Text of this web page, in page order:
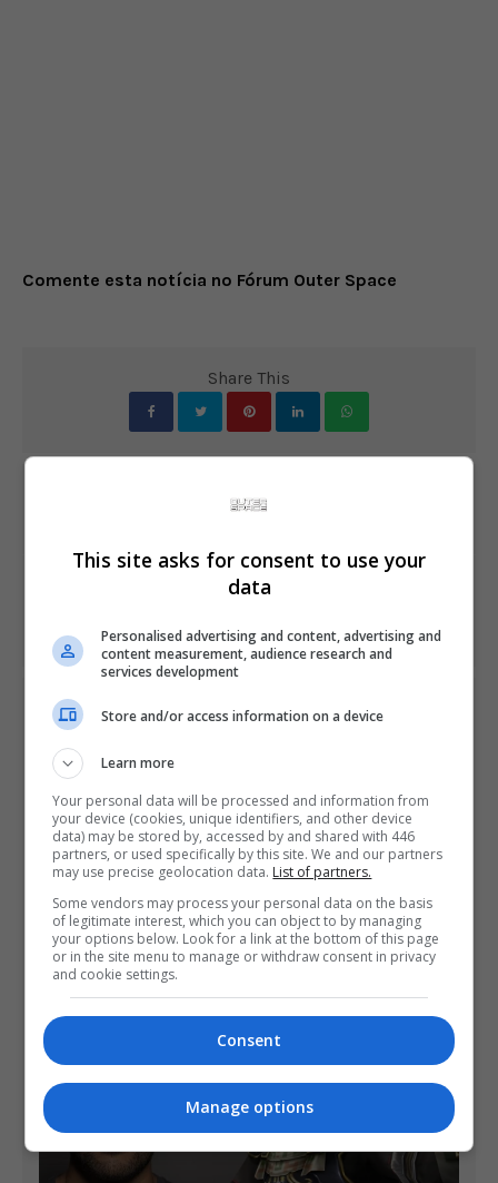
Comente esta notícia no Fórum Outer Space
Share This
God of War terá modo de imersão sem o HUD
NEXT ARTICLE
de 2020
ÚLTIMAS NOTÍCIAS
Take-Two diz que sua vendas já são mais
de 90% no formato digital
OS 2 DAYS AGO
This site asks for consent to use your
data
Personalised advertising and content, advertising and
content measurement, audience research and
services development
Store and/or access information on a device
Learn more
Your personal data will be processed and information from
your device (cookies, unique identifiers, and other device
data) may be stored by, accessed by and shared with 446
partners, or used specifically by this site. We and our partners
may use precise geolocation data. List of partners.
Some vendors may process your personal data on the basis
of legitimate interest, which you can object to by managing
your options below. Look for a link at the bottom of this page
or in the site menu to manage or withdraw consent in privacy
and cookie settings.
Consent
Manage options